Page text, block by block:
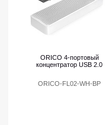
ORICO 4-портовый
концентратор USB 2.0
ORICO-FL02-WH-BP